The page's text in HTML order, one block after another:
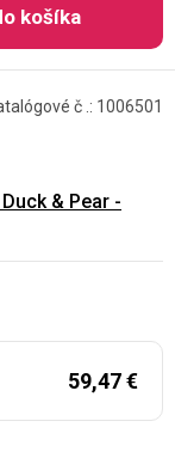
košíka
č .: 1006501
& Pear -
59,47 €